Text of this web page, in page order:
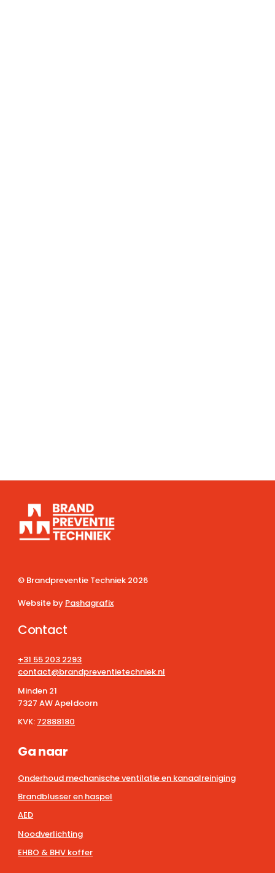
© Brandpreventie Techniek 2026
Website by Pashagrafix
Contact
+31 55 203 2293
contact@brandpreventietechniek.nl
Minden 21
7327 AW Apeldoorn
KVK: 72888180
Ga naar
Onderhoud mechanische ventilatie en kanaalreiniging
Brandblusser en haspel
AED
Noodverlichting
EHBO & BHV koffer